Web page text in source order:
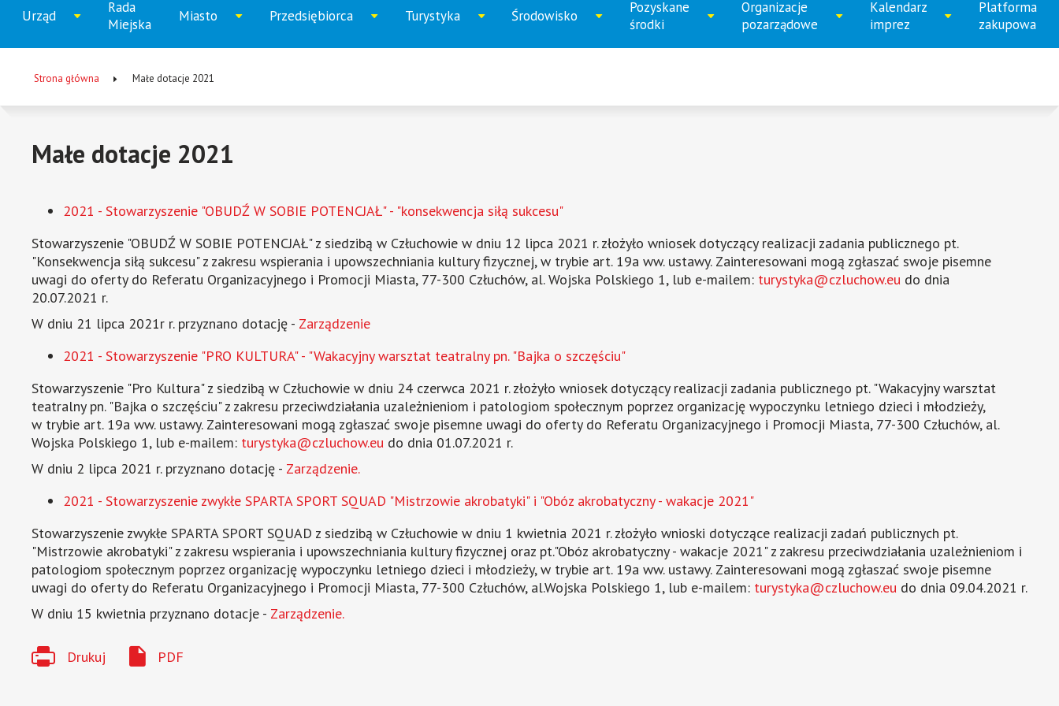
numer
1
numer numernumer
Menu
główne
Rozwiń
Urząd
Rada
Miejska
Rozwiń
Miasto
Rozwiń
Przedsiębiorca
Rozwiń
Turystyka
Rozwiń
Środowisko
Rozwiń
Pozyskane
środki
Rozwiń
Organizacje
pozarządowe
Rozwiń
Kalendarz
imprez
Platforma
zakupowa
Ścieżka
Strona główna Małe dotacje 2021
Małe dotacje 2021
2021 - Stowarzyszenie "OBUDŹ W SOBIE POTENCJAŁ" - "konsekwencja siłą sukcesu"
Stowarzyszenie "OBUDŹ W SOBIE POTENCJAŁ" z siedzibą w Człuchowie w dniu 12 lipca 2021 r. złożyło wniosek dotyczący realizacji zadania publicznego pt.
"Konsekwencja siłą sukcesu" z zakresu wspierania i upowszechniania kultury fizycznej, w trybie art. 19a ww. ustawy. Zainteresowani mogą zgłaszać swoje pisemne
uwagi do oferty do Referatu Organizacyjnego i Promocji Miasta, 77-300 Człuchów, al. Wojska Polskiego 1, lub e-mailem: turystyka@czluchow.eu do dnia
20.07.2021 r.
W dniu 21 lipca 2021r r. przyznano dotację - Zarządzenie
2021 - Stowarzyszenie "PRO KULTURA" - "Wakacyjny warsztat teatralny pn. "Bajka o szczęściu"
Stowarzyszenie "Pro Kultura" z siedzibą w Człuchowie w dniu 24 czerwca 2021 r. złożyło wniosek dotyczący realizacji zadania publicznego pt. "Wakacyjny warsztat
teatralny pn. "Bajka o szczęściu" z zakresu przeciwdziałania uzależnieniom i patologiom społecznym poprzez organizację wypoczynku letniego dzieci i młodzieży,
w trybie art. 19a ww. ustawy. Zainteresowani mogą zgłaszać swoje pisemne uwagi do oferty do Referatu Organizacyjnego i Promocji Miasta, 77-300 Człuchów, al.
Wojska Polskiego 1, lub e-mailem: turystyka@czluchow.eu do dnia 01.07.2021 r.
W dniu 2 lipca 2021 r. przyznano dotację - Zarządzenie.
2021 - Stowarzyszenie zwykłe SPARTA SPORT SQUAD "Mistrzowie akrobatyki" i "Obóz akrobatyczny - wakacje 2021"
Stowarzyszenie zwykłe SPARTA SPORT SQUAD z siedzibą w Człuchowie w dniu 1 kwietnia 2021 r. złożyło wnioski dotyczące realizacji zadań publicznych pt.
"Mistrzowie akrobatyki" z zakresu wspierania i upowszechniania kultury fizycznej oraz pt."Obóz akrobatyczny - wakacje 2021" z zakresu przeciwdziałania uzależnieniom i
patologiom społecznym poprzez organizację wypoczynku letniego dzieci i młodzieży, w trybie art. 19a ww. ustawy. Zainteresowani mogą zgłaszać swoje pisemne
uwagi do oferty do Referatu Organizacyjnego i Promocji Miasta, 77-300 Człuchów, al.Wojska Polskiego 1, lub e-mailem: turystyka@czluchow.eu do dnia 09.04.2021 r.
W dniu 15 kwietnia przyznano dotacje - Zarządzenie.
Drukuj PDF